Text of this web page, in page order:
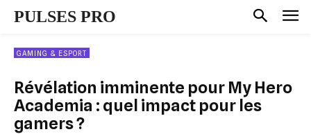
PULSES PRO
GAMING & ESPORT
Révélation imminente pour My Hero
Academia : quel impact pour les
gamers ?